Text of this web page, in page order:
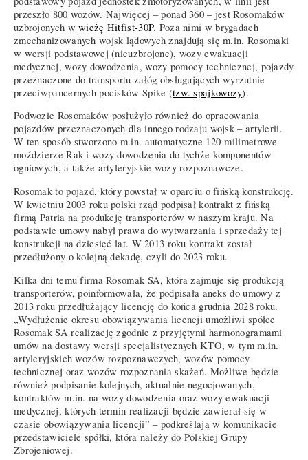
przeszło 800 wozów. Najwięcej – ponad 360 – jest Rosomaków
uzbrojonych wwieżę Hitfist-30P. Poza nimi w brygadach
zmechanizowanych wojsk lądowych znajdują się m.in. Rosomaki
w wersji podstawowej (nieuzbrojone), wozy ewakuacji
medycznej, wozy dowodzenia, wozy pomocy technicznej, pojazdy
przeznaczone do transportu załóg obsługujących wyrzutnie
przeciwpancernych pocisków Spike (tzw. spajkowozy).
Podwozie Rosomaków posłużyło również do opracowania
pojazdów przeznaczonych dla innego rodzaju wojsk – artylerii.
W ten sposób stworzono m.in. automatyczne 120-milimetrowe
moździerze Rak i wozy dowodzenia do tychże komponentów
ogniowych, a także artyleryjskie wozy rozpoznawcze.
Rosomak to pojazd, który powstał w oparciu o fińską konstrukcję.
W kwietniu 2003 roku polski rząd podpisał kontrakt z fińską
firmą Patria na produkcję transporterów w naszym kraju. Na
podstawie umowy nabył prawa do wytwarzania i sprzedaży tej
konstrukcji na dziesięć lat. W 2013 roku kontrakt został
przedłużony o kolejną dekadę, czyli do 2023 roku.
Kilka dni temu firma Rosomak SA, która zajmuje się produkcją
transporterów, poinformowała, że podpisała aneks do umowy z
2013 roku przedłużający licencję do końca grudnia 2028 roku.
„Wydłużenie okresu obowiązywania licencji umożliwi spółce
Rosomak SA realizację zgodnie z przyjętymi harmonogramami
umów na dostawy wersji specjalistycznych KTO, w tym m.in.
artyleryjskich wozów rozpoznawczych, wozów pomocy
technicznej oraz wozów rozpoznania skażeń. Możliwe będzie
również podpisanie kolejnych, aktualnie negocjowanych,
kontraktów m.in. na wozy dowodzenia oraz wozy ewakuacji
medycznej, których termin realizacji będzie zawierał się w
czasie obowiązywania licencji” – podkreślają w komunikacie
przedstawiciele spółki, która należy do Polskiej Grupy
Zbrojeniowej.